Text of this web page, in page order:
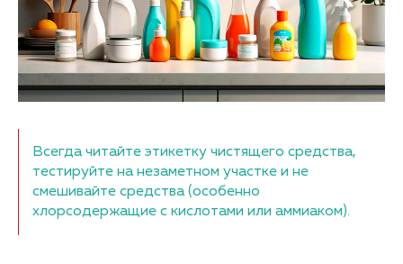
Всегда читайте этикетку чистящего средства,
тестируйте на незаметном участке и не
смешивайте средства (особенно
хлорсодержащие с кислотами или аммиаком).